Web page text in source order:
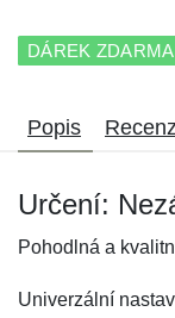
DÁREK ZDARMA
Popis
Určení:
Pohodlná a
Univerzální